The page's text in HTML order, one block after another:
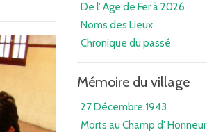
De l' Age de Fer à 2026
Noms des Lieux
Chronique du passé
Mémoire du village
27 Décembre 1943
Morts au Champ d' Honneur